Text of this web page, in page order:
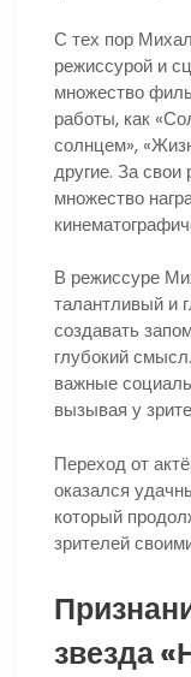
С тех пор
режиссурой и
множество
работы, как
солнцем»,
другие. За
множество
В режиссуре
талантливый и
создавать
глубокий
важные
вызывая у
Переход от
оказался
который
зрителей
звезда